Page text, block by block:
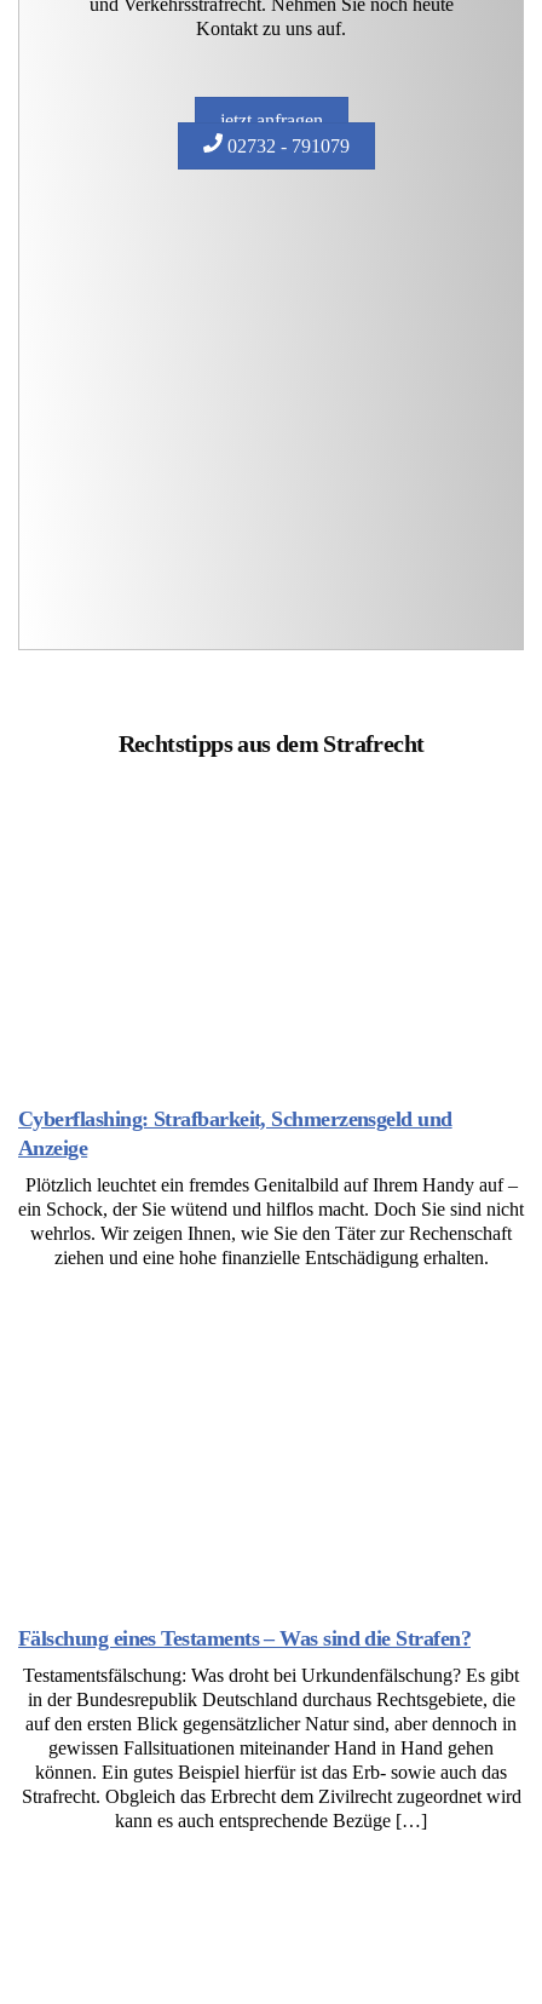
und Verkehrsstrafrecht. Nehmen Sie noch heute
Kontakt zu uns auf.
jetzt anfragen
02732 - 791079
Rechtstipps aus dem Strafrecht
Cyberflashing: Strafbarkeit, Schmerzensgeld und
Anzeige
Plötzlich leuchtet ein fremdes Genitalbild auf Ihrem Handy auf –
ein Schock, der Sie wütend und hilflos macht. Doch Sie sind nicht
wehrlos. Wir zeigen Ihnen, wie Sie den Täter zur Rechenschaft
ziehen und eine hohe finanzielle Entschädigung erhalten.
Fälschung eines Testaments – Was sind die Strafen?
Testamentsfälschung: Was droht bei Urkundenfälschung? Es gibt
in der Bundesrepublik Deutschland durchaus Rechtsgebiete, die
auf den ersten Blick gegensätzlicher Natur sind, aber dennoch in
gewissen Fallsituationen miteinander Hand in Hand gehen
können. Ein gutes Beispiel hierfür ist das Erb- sowie auch das
Strafrecht. Obgleich das Erbrecht dem Zivilrecht zugeordnet wird
kann es auch entsprechende Bezüge […]